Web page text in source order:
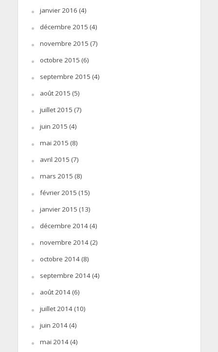
janvier 2016 (4)
décembre 2015 (4)
novembre 2015 (7)
octobre 2015 (6)
septembre 2015 (4)
août 2015 (5)
juillet 2015 (7)
juin 2015 (4)
mai 2015 (8)
avril 2015 (7)
mars 2015 (8)
février 2015 (15)
janvier 2015 (13)
décembre 2014(4)
novembre 2014(2)
octobre 2014(8)
septembre 2014(4)
août 2014(6)
juillet 2014(10)
juin 2014(4)
mai 2014(4)